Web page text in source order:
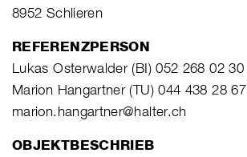
8952 Schlieren
REFERENZPERSON
Lukas Osterwalder (BI) 052 268 02 30
Marion Hangartner (TU) 044 438 28 67
marion.hangartner@halter.ch
OBJEKTBESCHRIEB